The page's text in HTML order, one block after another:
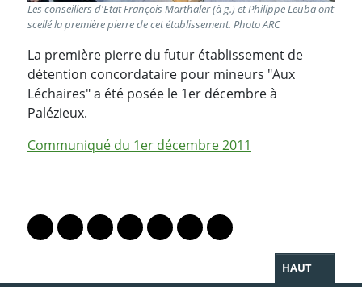
Les conseillers d'Etat François Marthaler (à g.) et Philippe Leuba ont
scellé la première pierre de cet établissement. Photo ARC
La première pierre du futur établissement de
détention concordataire pour mineurs "Aux
Léchaires" a été posée le 1er décembre à
Palézieux.
Communiqué du 1er décembre 2011
Lien vers le profil Mastodon
Lien vers le profil Bluesky
Lien vers le profil Instagram
Lien vers le profil Linkedin
Lien vers le profil Facebook
Lien vers le profil Twitter
Partager par WhatsApp
HAUT